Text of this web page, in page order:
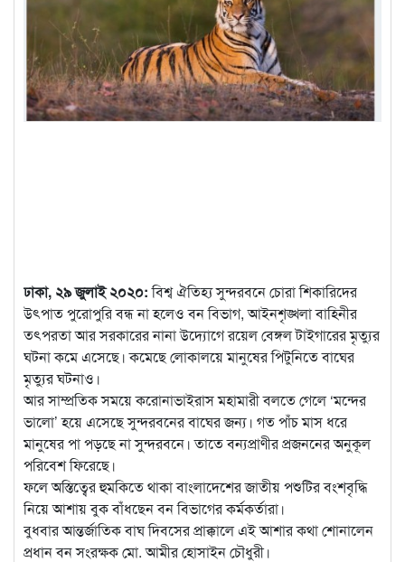
ঢাকা, ২৯ জুলাই ২০২০:বিশ্ব ঐতিহ্য সুন্দরবনে চোরা শিকারিদের
উৎপাত পুরোপুরি বন্ধ না হলেও বন বিভাগ, আইনশৃঙ্খলা বাহিনীর
তৎপরতা আর সরকারের নানা উদ্যোগে রয়েল বেঙ্গলটাইগারের মৃত্যুর
ঘটনা কমে এসেছে। কমেছে লোকালয়ে মানুষের পিটুনিতে বাঘের
মৃত্যুর ঘটনাও।
আর সাম্প্রতিক সময়ে করোনাভাইরাস মহামারী বলতে গেলে ‘মন্দের
ভালো’ হয়ে এসেছে সুন্দরবনের বাঘের জন্য। গত পাঁচ মাস ধরে
মানুষের পা পড়ছে না সুন্দরবনে। তাতে বন্যপ্রাণীর প্রজননের অনুকূল
পরিবেশ ফিরেছে।
ফলে অস্তিত্বের হুমকিতে থাকা বাংলাদেশের জাতীয় পশুটির বংশবৃদ্ধি
নিয়ে আশায় বুক বাঁধছেন বন বিভাগের কর্মকর্তারা।
বুধবার আন্তর্জাতিক বাঘ দিবসের প্রাক্কালে এই আশার কথা শোনালেন
প্রধান বন সংরক্ষক মো. আমীর হোসাইন চৌধুরী।